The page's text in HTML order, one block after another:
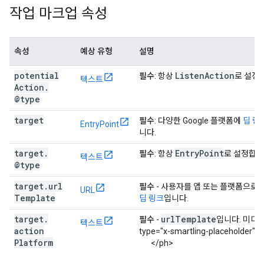
작업 마크업 속성
속성 예상 유형 설명
potential
Action .
@type
텍스트 필수: 항상 ListenAction로 설정
target EntryPoint 필수: 다양한 Google 플랫폼에 딥 링
니다.
target.
@type
텍스트 필수: 항상 EntryPoint로 설정합
target. url
Template
URL 필수 - 사용자를 앱 또는 플랫폼으로
딥 링크입니다.
target.
action
Platform
텍스트 필수 - urlTemplate입니다. 미디
type="x-smartling-placeholder">
</ph>